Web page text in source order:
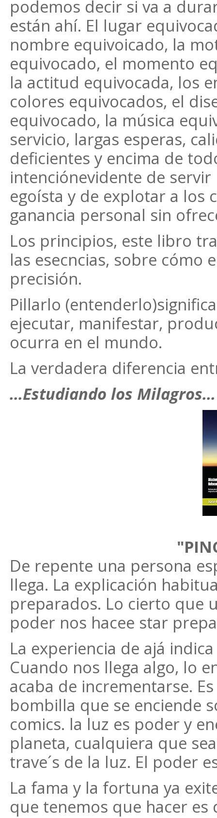
podemos decir si va a
están ahí. El lugar
nombre equivoicado, la
equivocado, el momento
la actitud equivocada, los
colores equivocados, el
equivocado, la música
servicio, largas esperas,
deficientes y encima de
intenciónevidente de
egoísta y de explotar a los
ganancia personal sin
Los principios, este libro
las esecncias, sobre cómo
precisión.
Pillarlo
ejecutar, manifestar,
ocurra en el mundo.
La verdadera diferencia
…Estudiando los Milagros…
De repente una persona
llega. La explicación
preparados. Lo cierto que
poder nos hacee star
La experiencia de ajá
Cuando nos llega algo, lo
acaba de incrementarse.
bombilla que se enciende
comics. la luz es poder y
planeta, cualquiera que
trave´s de la luz. El poder
La fama y la fortuna ya
que tenemos que hacer es